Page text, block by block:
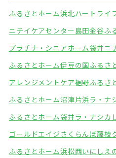
ふるさとホーム浜北ハートライ
ニチイケアセンター島田金谷ふ
プラチナ・シニアホーム袋井ニ
ふるさとホーム伊豆の国ふるさ
アレンジメントケア裾野ふるさ
ふるさとホーム沼津片浜ラ・ナ
ふるさとホーム袋井ラ・ナシカ
ゴールドエイジさくらんぼ藤枝
ふるさとホーム浜松西いにしえ